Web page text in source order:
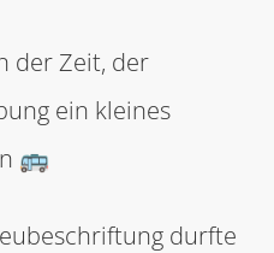
der Zeit, der
ein kleines
🚌
durfte